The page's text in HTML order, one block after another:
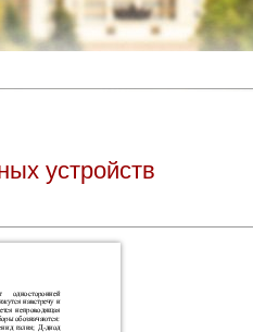
устройств